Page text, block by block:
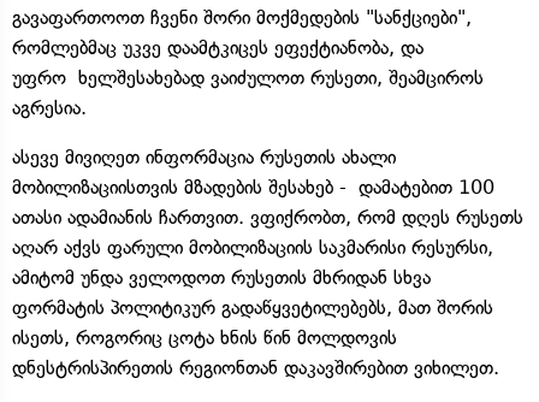
გავაფართოოთ ჩვენი შორი მოქმედების "სანქციები",
რომლებმაც უკვე დაამტკიცეს ეფექტიანობა, და
უფრო ხელშესახებად ვაიძულოთ რუსეთი, შეამციროს
აგრესია.
ასევე მივიღეთ ინფორმაცია რუსეთის ახალი
მობილიზაციისთვის მზადების შესახებ - დამატებით 100
ათასი ადამიანის ჩართვით. ვფიქრობთ, რომ დღეს რუსეთს
აღარ აქვს ფარული მობილიზაციის საკმარისი რესურსი,
ამიტომ უნდა ველოდოთ რუსეთის მხრიდან სხვა
ფორმატის პოლიტიკურ გადაწყვეტილებებს, მათ შორის
ისეთს, როგორიც ცოტა ხნის წინ მოლდოვის
დნესტრისპირეთის რეგიონთან დაკავშირებით ვიხილეთ.